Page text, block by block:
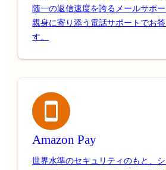
随一の返信速度を誇るメールサポー
親身に寄り添う電話サポートでお答
す。
Amazon Pay
世界水準のセキュリティのもと、